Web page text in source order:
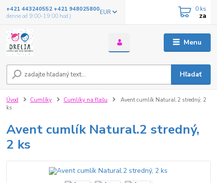
Menu
EUR
Hľadať
+421 443240552 +421 948025800
denne od 9:00-19:00 hod.)
0 ks
za
Úvod Cumlíky Cumlíky na fľašu
Avent cumlík Natural.2 stredný, 2
ks
Avent cumlík Natural.2 stredný,
2 ks